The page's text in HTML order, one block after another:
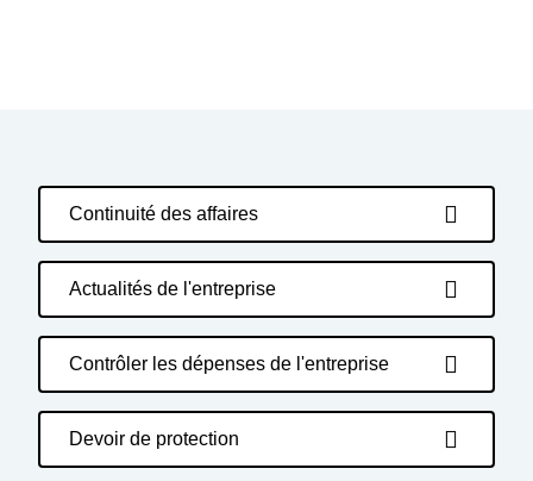
Continuité des affaires
Actualités de l'entreprise
Contrôler les dépenses de l'entreprise
Devoir de protection